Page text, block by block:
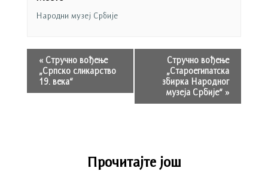
Народни музеј Србије
«Стручно вођење
„Српско сликарство
19. века“
Стручно вођење
„Староегипатска
збирка Народног
музеја Србије“ »
Прочитајте још